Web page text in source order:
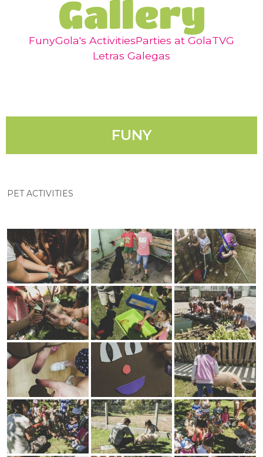
Gallery
FunyGola's Activities​Parties at GolaTVG
Letras Galegas
FUNY
PET ACTIVITIES